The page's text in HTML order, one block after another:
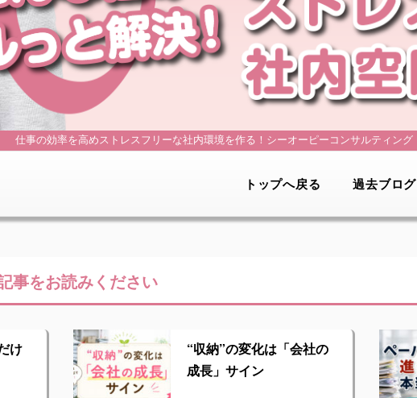
仕事の効率を高めストレスフリーな社内環境を作る！ シーオーピーコンサルティング
トップへ戻る 過去ブログ
事をお読みください
け
“収納”の変化は「会社の
成長」サイン